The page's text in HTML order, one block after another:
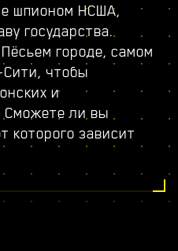
шпионом НСША,
государства.
городе, самом
чтобы
и
Сможете ли вы
которого зависит